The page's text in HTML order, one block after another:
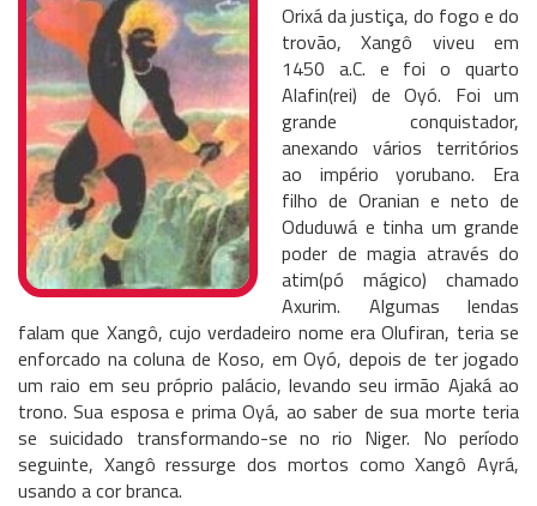
Orixá da justiça, do fogo e do
trovão, Xangô viveu em
1450 a.C. e foi o quarto
Alafin(rei) de Oyó. Foi um
grande conquistador,
anexando vários territórios
ao império yorubano. Era
filho de Oranian e neto de
Oduduwá e tinha um grande
poder de magia através do
atim(pó mágico) chamado
Axurim. Algumas lendas
falam que Xangô, cujo verdadeiro nome era Olufiran, teria se
enforcado na coluna de Koso, em Oyó, depois de ter jogado
um raio em seu próprio palácio, levando seu irmão Ajaká ao
trono. Sua esposa e prima Oyá, ao saber de sua morte teria
se suicidado transformando-se no rio Niger. No período
seguinte, Xangô ressurge dos mortos como Xangô Ayrá,
usando a cor branca.